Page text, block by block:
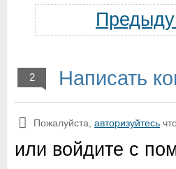
2 Написать
Пожалуйста, авторизуйтесь
или войдите с